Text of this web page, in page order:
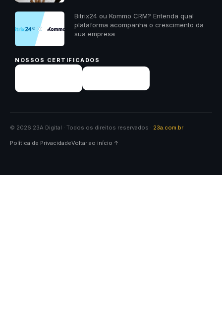
Bitrix24 ou Kommo CRM? Entenda qual
plataforma acompanha o crescimento da
sua empresa
NOSSOS CERTIFICADOS
© 2026 23A Digital · Todos os direitos reservados · 23a.com.br
Política de PrivacidadeVoltar ao início ↑